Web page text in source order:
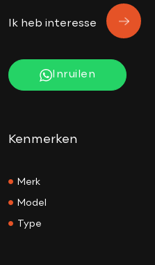
Ik heb interesse
Inruilen
Kenmerken
Merk
Model
Type